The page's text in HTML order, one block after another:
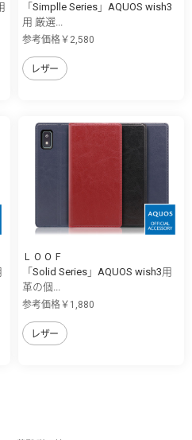
「Simplle Series」AQUOS wish3
用 厳選...
参考価格￥2,580
レザー
ＬＯＯＦ
「Solid Series」AQUOS wish3用
革の個...
参考価格￥1,880
レザー